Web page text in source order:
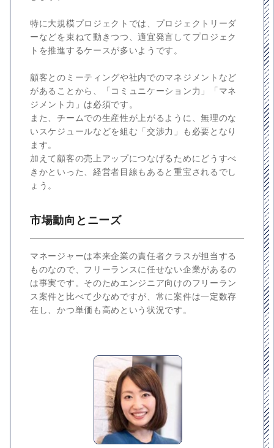
特に大規模プロジェクトでは、プロジェクトリーダ
ーなどを束ねて動きつつ、適宜発言してプロジェク
トを推進するケースが多いようです。
顧客とのミーティングや社内でのマネジメントなど
があることから、「コミュニケーション力」「マネ
ジメント力」は必須です。
また、チームでの生産性が上がるように、無理のな
いスケジュールなどを組む「交渉力」も必要となり
ます。
加えて顧客の売上アップにつなげるためにどうすべ
きかといった、経営者目線もあると重宝されるでし
ょう。
市場動向とニーズ
マネージャーは本来企業の責任者クラスが担当する
ものなので、フリーランスに任せない企業があるの
は事実です。そのためエンジニア向けのフリーラン
ス案件と比べて少なめですが、常に案件は一定数存
在し、かつ単価も高めという状況です。